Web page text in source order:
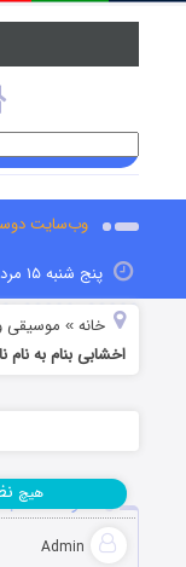
وب‌سایت
پنج شنبه ۱۵ مرداد ۱۴۰۵
خانه » موسیقی
اخشابی بنام به نام
دانلود آهنگ
Admin
هیچ